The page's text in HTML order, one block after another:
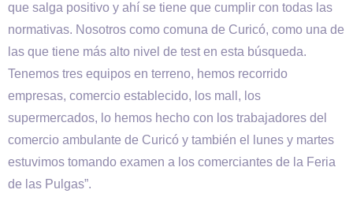
que salga positivo y ahí se tiene que cumplir con todas las
normativas. Nosotros como comuna de Curicó, como una de
las que tiene más alto nivel de test en esta búsqueda.
Tenemos tres equipos en terreno, hemos recorrido
empresas, comercio establecido, los mall, los
supermercados, lo hemos hecho con los trabajadores del
comercio ambulante de Curicó y también el lunes y martes
estuvimos tomando examen a los comerciantes de la Feria
de las Pulgas”.